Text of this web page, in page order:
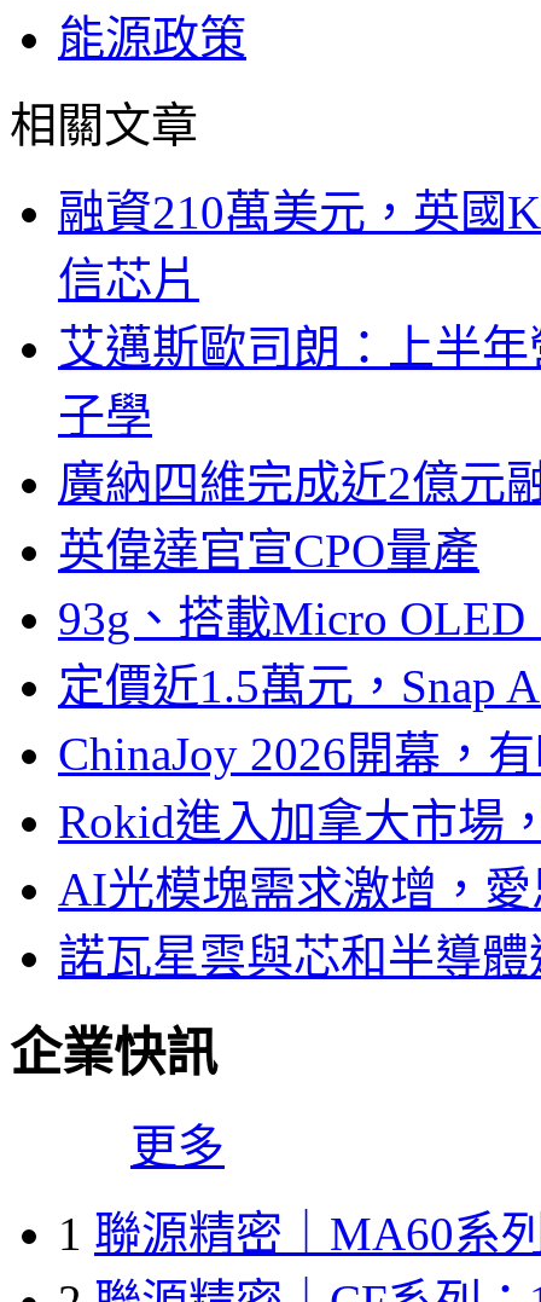
能源政策
相關文章
融資210萬美元，英國
信芯片
艾邁斯歐司朗：上半
子學
廣納四維完成近2億元
英偉達官宣CPO量產
93g、搭載Micro
定價近1.5萬元，Snap
ChinaJoy 2026開幕，
Rokid進入加拿大市場
AI光模塊需求激增，
諾瓦星雲與芯和半導
企業快訊
更多
1 聯源精密｜MA60系